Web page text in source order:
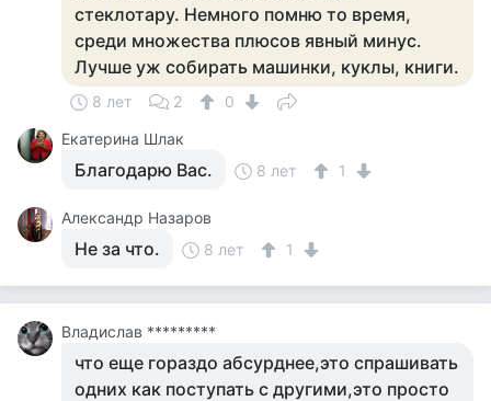
стеклотару. Немного помню то время,
среди множества плюсов явный минус.
Лучше уж собирать машинки, куклы, книги.
8 лет 2
0
Екатерина Шлак
Благодарю Вас. 8 лет 1
Александр Назаров
Не за что. 8 лет 1
Владислав *********
что еще гораздо абсурднее,это спрашивать
одних как поступать с другими,это просто